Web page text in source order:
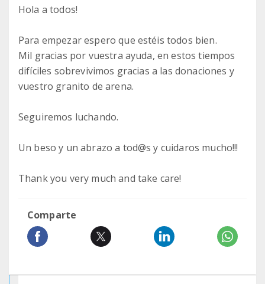
Hola a todos!
Para empezar espero que estéis todos bien.
Mil gracias por vuestra ayuda, en estos tiempos
difíciles sobrevivimos gracias a las donaciones y
vuestro granito de arena.
Seguiremos luchando.
Un beso y un abrazo a tod@s y cuidaros mucho!!!
Thank you very much and take care!
Comparte